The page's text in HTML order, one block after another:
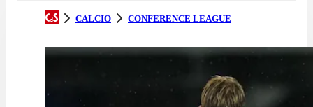
CALCIO CONFERENCE LEAGUE